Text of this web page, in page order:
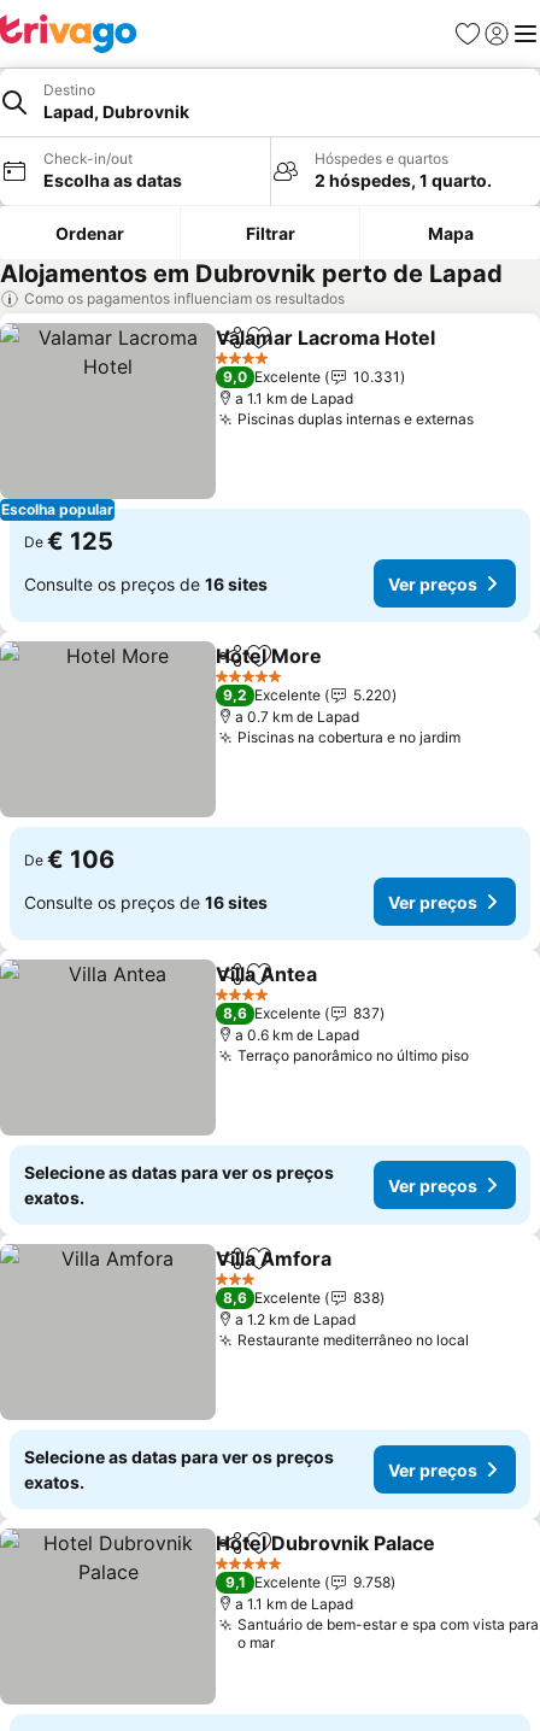
Favoritos
Iniciar
Destino
Lapad, Dubrovnik
Check-in/out
Escolha as datas
Hóspedes e quartos
2 hóspedes, 1 quarto.
Ordenar Filtrar Mapa
Alojamentos em Dubrovnik perto de Lapad
Como os pagamentos influenciam os resultados
Escolha popular
PartilharAdicionar aos favoritos
Valamar Lacroma Hotel
4 Estrelas
9,0 Excelente
10.331
a 1.1 km de Lapad
Piscinas duplas internas e externasVer
De € 125
Consulte os preços de 16 sites Ver preços
PartilharAdicionar aos favoritos
Hotel More
5 Estrelas
9,2 Excelente
5.220
a 0.7 km de Lapad
Piscinas na cobertura e no jardimVer
De € 106
Consulte os preços de 16 sites Ver preços
PartilharAdicionar aos favoritos
Villa Antea
4 Estrelas
8,6 Excelente
837
a 0.6 km de Lapad
Terraço panorâmico no último pisoVer
Selecione as datas para ver os preços
exatos.
Ver preços
PartilharAdicionar aos favoritos
Villa Amfora
3 Estrelas
8,6 Excelente
838
a 1.2 km de Lapad
Restaurante mediterrâneo no local
Selecione as datas para ver os preços
exatos.
Ver preços
PartilharAdicionar aos favoritos
Hotel Dubrovnik Palace
5 Estrelas
9,1 Excelente
9.758
a 1.1 km de Lapad
Santuário de bem-estar e spa com vista para
o mar